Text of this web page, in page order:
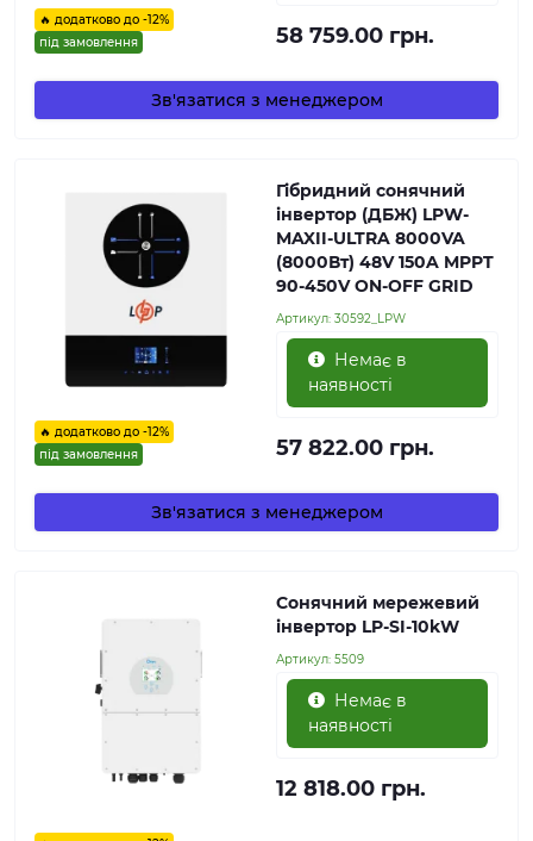
🔥 додатково до -12%
під замовлення
58 759.00 грн.
Зв'язатися з менеджером
🔥 додатково до -12%
під замовлення
Гібридний сонячний
інвертор (ДБЖ) LPW-
MAXII-ULTRA 8000VA
(8000Вт) 48V 150A MPPT
90-450V ON-OFF GRID
Артикул: 30592_LPW
Немає в
наявності
57 822.00 грн.
Зв'язатися з менеджером
Сонячний мережевий
інвертор LP-SI-10kW
Артикул: 5509
Немає в
наявності
12 818.00 грн.